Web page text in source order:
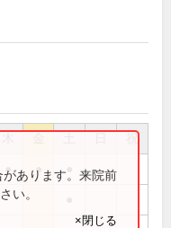
祝
● ●
あります。来院前
い。
×閉じる